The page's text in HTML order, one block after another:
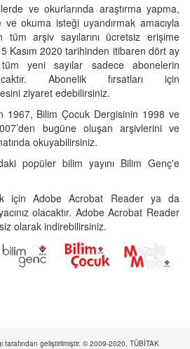
ve okurlarında araştırma yapma,
okuma isteği uyandırmak amacıyla
arşiv sayılarını ücretsiz erişime
Kasım 2020 tarihinden itibaren dört ay
yeni sayılar sadece abonelerin
Abonelik fırsatları için
ziyaret edebilirsiniz.
1967, Bilim Çocuk Dergisinin 1998 ve
bugüne oluşan arşivlerini ve
okuyabilirsiniz.
popüler bilim yayını Bilim Genç'e
için Adobe Acrobat Reader ya da
olacaktır. Adobe Acrobat Reader
olarak indirebilirsiniz.
tarafından geliştirilmiştir. © 2009-2020, TÜBİTAK